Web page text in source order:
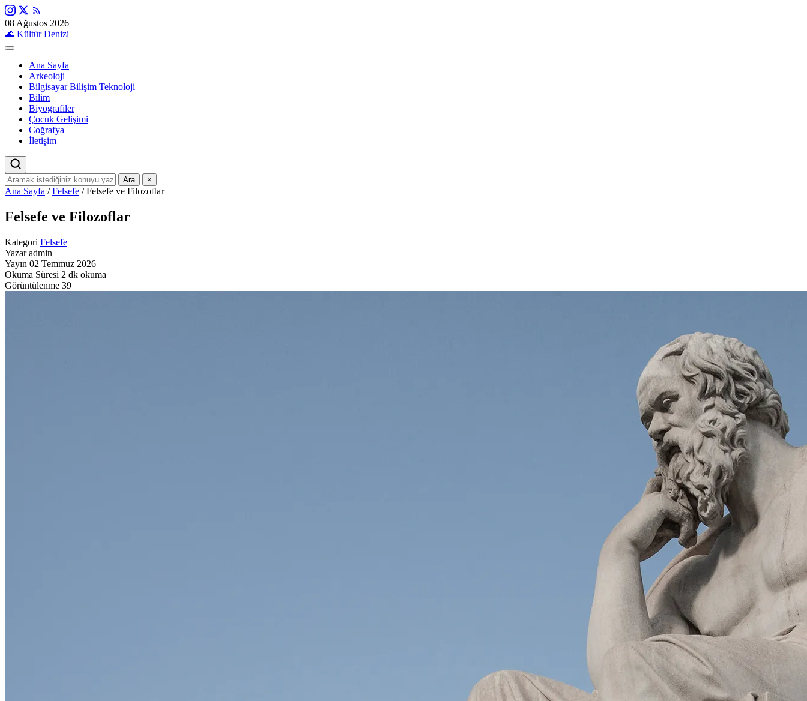
08 Ağustos 2026
🌊 Kültür Denizi
Ana Sayfa
Arkeoloji
Bilgisayar Bilişim Teknoloji
Bilim
Biyografiler
Çocuk Gelişimi
Coğrafya
İletişim
Ara ×
Ana Sayfa / Felsefe / Felsefe ve Filozoflar
Felsefe ve Filozoflar
Kategori Felsefe
Yazar admin
Yayın 02 Temmuz 2026
Okuma Süresi 2 dk okuma
Görüntülenme 39